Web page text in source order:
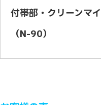
付帯部・クリーンマ
（N-90）